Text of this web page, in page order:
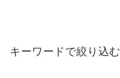
キーワードで絞り込む